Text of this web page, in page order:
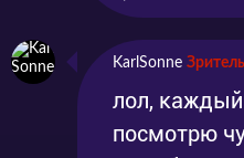
KarlSonne
лол,
посмотрю